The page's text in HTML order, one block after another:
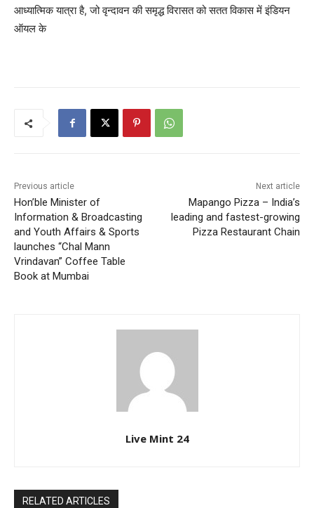
आध्यात्मिक यात्रा है, जो वृन्दावन की समृद्ध विरासत को सतत विकास में इंडियन
ऑयल के
Previous article
Hon’ble Minister of
Information & Broadcasting
and Youth Affairs & Sports
launches “Chal Mann
Vrindavan” Coffee Table
Book at Mumbai
Next article
Mapango Pizza – India’s
leading and fastest-growing
Pizza Restaurant Chain
Live Mint 24
RELATED ARTICLES